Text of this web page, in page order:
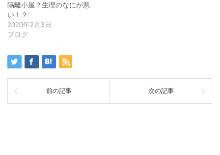
隔離小屋？生理のなにが悪
い！？
2020年2月3日
ブログ
前の記事 次の記事